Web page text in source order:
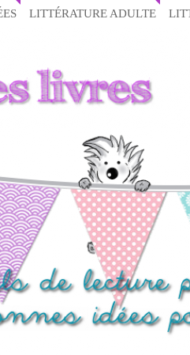
LITTÉRATURE ADULTE